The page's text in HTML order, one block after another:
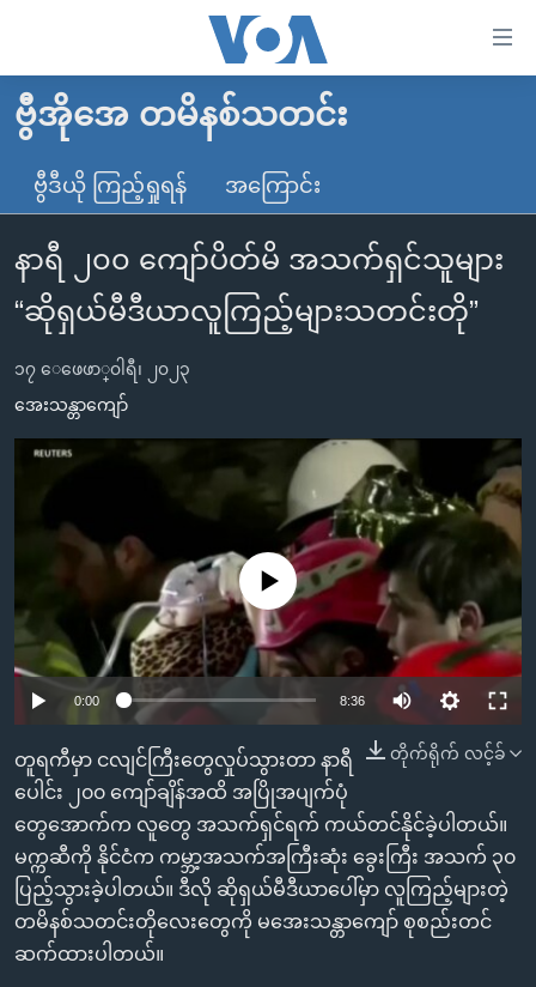
လွယ်ကူ
စေ
သည့်
Link
များ
ပင်မ
သို့
ကျော်
ကြည့်
စာမျက်နှာ
သို့
ကျော်
ကြည့်
ရှာဖွေ
ရန်
နေရာ
သို့
ကျော်
ရန်
မူလစာမျက်နှာ
မြန်မာ
ကမ္ဘာ့သတင်းများ
နိုင်ငံတကာ
အမေရိကန်
အစ္စရေး-ပါလက်စတိုင်း
ဗွီဒီယို
သတင်းလွတ်လပ်ခွင့်
ရပ်ဝန်းတခု လမ်းတခု အလွန်
အင်္ဂလိပ်စာလေ့လာမယ်
သုတပဒေသာ အင်္ဂလိပ်စာ
ရေဒီယိုနှင့်ရုပ်သံ အချက်အလက်များ
Learning English
ဗွီအိုအေ လူမှုကွန်ယက်များ
ဘာသာစကားများ
ဗွီအိုအေ တမိနစ်သတင်း
ဗွီဒီယို ကြည့်ရှုရန် အကြောင်း
နာရီ ၂၀၀ ကျော်ပိတ်မိ အသက်ရှင်သူများ
“ဆိုရှယ်မီဒီယာလူကြည့်များသတင်းတို”
၁၇ ေဖေဖာ္၀ါရီ၊ ၂၀၂၃
အေးသန္တာကျော်
No media source currently available
0:00 8:36
တိုက်ရိုက် လင့်ခ်
တူရကီမှာ ငလျင်ကြီးတွေလှုပ်သွားတာ နာရီ
ပေါင်း ၂၀၀ ကျော်ချိန်အထိ အပြိုအပျက်ပုံ
တွေအောက်က လူတွေ အသက်ရှင်ရက် ကယ်တင်နိုင်ခဲ့ပါတယ်။
မက္ကဆီကို နိုင်ငံက ကမ္ဘာ့အသက်အကြီးဆုံး ခွေးကြီး အသက် ၃၀
ပြည့်သွားခဲ့ပါတယ်။ ဒီလို ဆိုရှယ်မီဒီယာပေါ်မှာ လူကြည့်များတဲ့
တမိနစ်သတင်းတိုလေးတွေကို မအေးသန္တာကျော် စုစည်းတင်
ဆက်ထားပါတယ်။